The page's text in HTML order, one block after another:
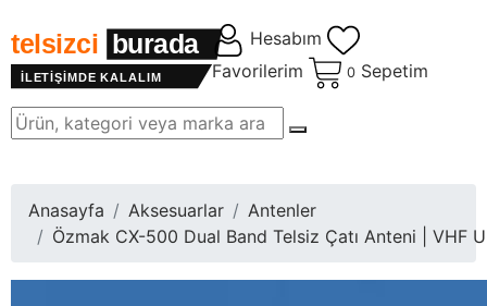
telsizci burada
İLETİŞİMDE KALALIM
Site içinde arama
Hesabım
Favorilerim
0 Sepetim
Anasayfa Aksesuarlar
Antenler
Özmak CX-500 Dual Band Telsiz Çatı Anteni | VHF